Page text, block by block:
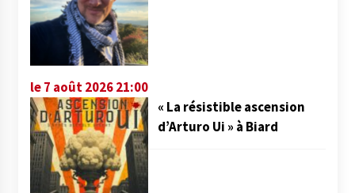
le 7 août 2026 21:00
« La résistible ascension
d’Arturo Ui » à Biard